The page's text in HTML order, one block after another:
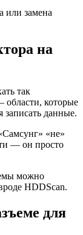
или замена
на
так
области, которые
записать данные.
«не»
— он просто
можно
HDDScan.
для